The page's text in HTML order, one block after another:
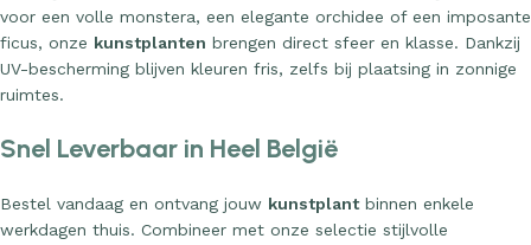
voor een volle monstera, een elegante orchidee of een imposante
ficus, onze kunstplanten brengen direct sfeer en klasse. Dankzij
UV-bescherming blijven kleuren fris, zelfs bij plaatsing in zonnige
ruimtes.
Snel Leverbaar in Heel België
Bestel vandaag en ontvang jouw kunstplantbinnen enkele
werkdagen thuis. Combineer met onze selectie stijlvolle